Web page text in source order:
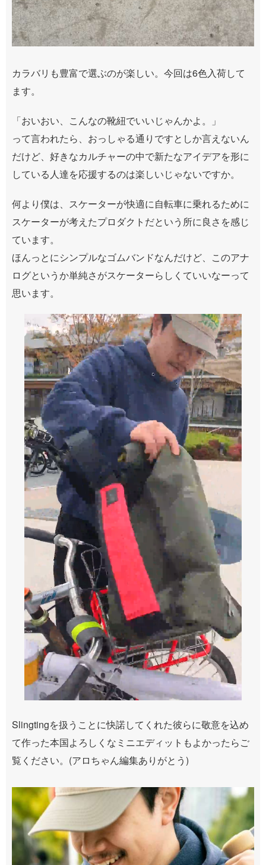
カラバリも豊富で選ぶのが楽しい。今回は6色入荷して
ます。
「おいおい、こんなの靴紐でいいじゃんかよ。」
って言われたら、おっしゃる通りですとしか言えないん
だけど、好きなカルチャーの中で新たなアイデアを形に
している人達を応援するのは楽しいじゃないですか。
何より僕は、スケーターが快適に自転車に乗れるために
スケーターが考えたプロダクトだという所に良さを感じ
ています。
ほんっとにシンプルなゴムバンドなんだけど、このアナ
ログというか単純さがスケーターらしくていいなーって
思います。
Slingtingを扱うことに快諾してくれた彼らに敬意を込め
て作った本国よろしくなミニエディットもよかったらご
覧ください。(アロちゃん編集ありがとう)